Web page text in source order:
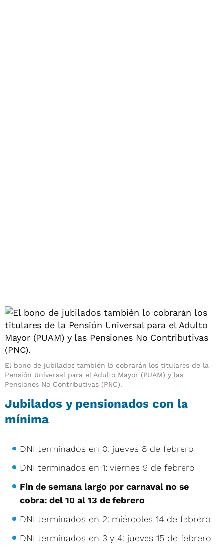
El bono de jubilados también lo cobrarán los titulares de la
Pensión Universal para el Adulto Mayor (PUAM) y las
Pensiones No Contributivas (PNC).
Jubilados y pensionados con la
mínima
DNI terminados en 0: jueves 8 de febrero
DNI terminados en 1: viernes 9 de febrero
Fin de semana largo por carnaval no se
cobra: del 10 al 13 de febrero
DNI terminados en 2: miércoles 14 de febrero
DNI terminados en 3 y 4: jueves 15 de febrero